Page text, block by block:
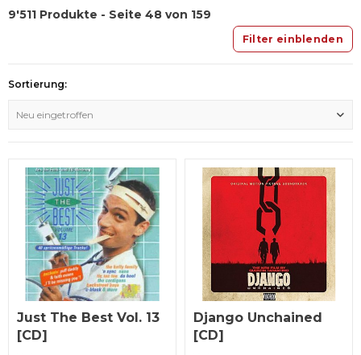
9'511 Produkte - Seite 48 von 159
Filter einblenden
Sortierung:
Neu eingetroffen
Just The Best Vol. 13
[CD]
Django Unchained
[CD]